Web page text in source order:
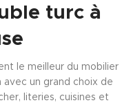
turc à
le meilleur du mobilier
avec un grand choix de
literies, cuisines et